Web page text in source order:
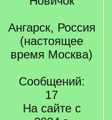
Ангарск, Россия
(настоящее
время Москва)
Сообщений:
17
На сайте с